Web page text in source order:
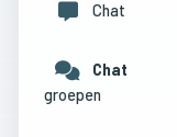
Chat
Chat
groepen